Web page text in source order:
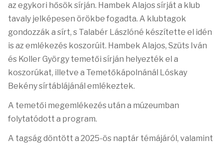
az egykori hősök sírján. Hambek Alajos sírját a klub
tavaly jelképesen örökbe fogadta. A klubtagok
gondozzák a sírt, s Talabér Lászlóné készítette el idén
is az emlékezés koszorúit. Hambek Alajos, Szüts Iván
és Koller György temetői sírján helyezték el a
koszorúkat, illetve a Temetőkápolnánál Lóskay
Bekény sírtáblájánál emlékeztek.
A temetői megemlékezés után a múzeumban
folytatódott a program.
A tagság döntött a 2025-ös naptár témájáról, valamint